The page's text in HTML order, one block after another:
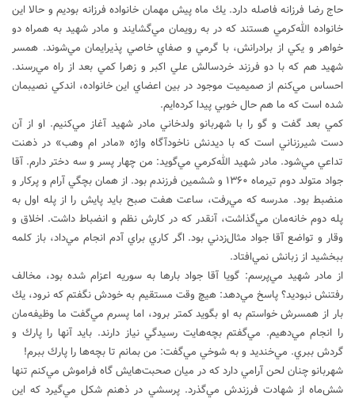
حاج رضا فرزانه فاصله دارد. يك ماه پيش مهمان خانواده فرزانه بوديم و حالا اين
خانواده الله‌كرمي هستند كه در به رويمان مي‌گشايند و مادر شهيد به همراه دو
خواهر و يكي از برادرانش، با گرمي و صفاي خاصي پذيرايمان مي‌شوند. همسر
شهيد هم كه با دو فرزند خردسالش علي اكبر و زهرا كمي بعد از راه مي‌رسند.
احساس مي‌كنم از صميميت موجود در بين اعضاي اين خانواده، اندكي نصيبمان
شده است كه ما هم حال خوبي پيدا كرده‌ايم.
كمي بعد گفت و گو را با شهربانو ولدخاني مادر شهيد آغاز مي‌كنيم. او از آن
دست شيرزناني است كه با ديدنش ناخودآگاه واژه «مادر ام وهب» در ذهنت
تداعي مي‌شود. مادر شهيد الله‌كرمي مي‌گويد: من چهار پسر و سه دختر دارم. آقا
جواد متولد دوم تيرماه ۱۳۶۰ و ششمين فرزندم بود. از همان بچگي آرام و پركار و
منضبط بود. مدرسه كه مي‌رفت، ساعت هفت صبح بايد پايش را از پله اول به
پله دوم خانه‌مان مي‌گذاشت، آنقدر كه در كارش نظم و انضباط داشت. اخلاق و
وقار و تواضع آقا جواد مثال‌زدني بود. اگر كاري براي آدم انجام مي‌داد، باز كلمه
ببخشيد از زبانش نمي‌افتاد.
از مادر شهيد مي‌پرسم: گويا آقا جواد بارها به سوريه اعزام شده بود، مخالف
رفتنش نبوديد؟ پاسخ مي‌دهد: هيچ وقت مستقيم به خودش نگفتم كه نرود، يك
بار از همسرش خواستم به او بگويد كمتر برود، اما پسرم مي‌گفت ما وظيفه‌مان
را انجام مي‌دهيم. مي‌گفتم بچه‌هايت رسيدگي نياز دارند. بايد آنها را پارك و
گردش ببري. مي‌خنديد و به شوخي مي‌گفت: من بمانم تا بچه‌ها را پارك ببرم!
شهربانو چنان لحن آرامي دارد كه در ميان صحبت‌هايش گاه فراموش مي‌كنم تنها
شش‌ماه از شهادت فرزندش مي‌گذرد. پرسشي در ذهنم شكل مي‌گيرد كه اين